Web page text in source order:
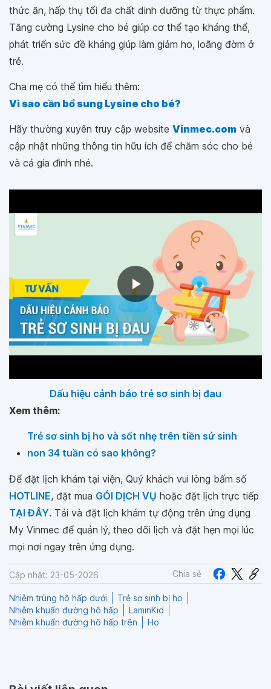
thức ăn, hấp thụ tối đa chất dinh dưỡng từ thực phẩm.
Tăng cường Lysine cho bé giúp cơ thể tạo kháng thể,
phát triển sức đề kháng giúp làm giảm ho, loãng đờm ở
trẻ.
Cha mẹ có thể tìm hiểu thêm:
Vì sao cần bổ sung Lysine cho bé?
Hãy thường xuyên truy cập website Vinmec.com và
cập nhật những thông tin hữu ích để chăm sóc cho bé
và cả gia đình nhé.
Dấu hiệu cảnh báo trẻ sơ sinh bị đau
Xem thêm:
Trẻ sơ sinh bị ho và sốt nhẹ trên tiền sử sinh
non 34 tuần có sao không?
Để đặt lịch khám tại viện, Quý khách vui lòng bấm số
HOTLINE, đặt mua GÓI DỊCH VỤ hoặc đặt lịch trực tiếp
TẠI ĐÂY. Tải và đặt lịch khám tự động trên ứng dụng
My Vinmec để quản lý, theo dõi lịch và đặt hẹn mọi lúc
mọi nơi ngay trên ứng dụng.
Cập nhật: 23-05-2026 Chia sẻ
Nhiễm trùng hô hấp dưới
Trẻ sơ sinh bị ho
Nhiễm khuẩn đường hô hấp
LaminKid
Nhiễm khuẩn đường hô hấp trên
Ho